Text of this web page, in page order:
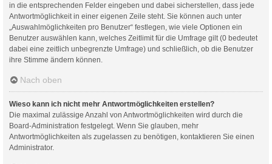
in die entsprechenden Felder eingeben und dabei sicherstellen, dass jede
Antwortmöglichkeit in einer eigenen Zeile steht. Sie können auch unter
„Auswahlmöglichkeiten pro Benutzer“ festlegen, wie viele Optionen ein
Benutzer auswählen kann, welches Zeitlimit für die Umfrage gilt (0 bedeutet
dabei eine zeitlich unbegrenzte Umfrage) und schließlich, ob die Benutzer
ihre Stimme ändern können.
Nach oben
Wieso kann ich nicht mehr Antwortmöglichkeiten erstellen?
Die maximal zulässige Anzahl von Antwortmöglichkeiten wird durch die
Board-Administration festgelegt. Wenn Sie glauben, mehr
Antwortmöglichkeiten als zugelassen zu benötigen, kontaktieren Sie einen
Administrator.